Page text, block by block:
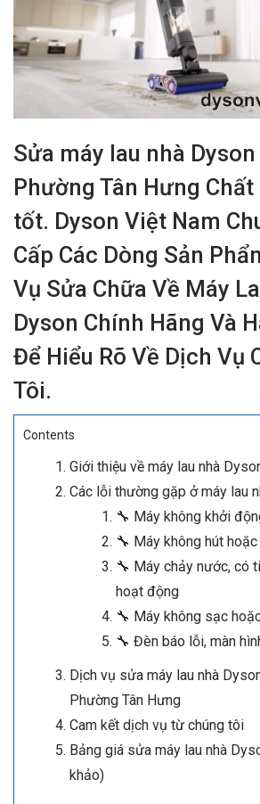
Sửa máy lau nhà
Phường Tân Hưng
tốt. Dyson Việt Nam
Cấp Các Dòng Sản
Vụ Sửa Chữa Về Máy
Dyson Chính Hãng Và
Để Hiểu Rõ Về Dịch Vụ
Tôi.
Contents
Giới thiệu về máy lau nhà
Các lỗi thường gặp ở máy lau
🔧 Máy không khởi
🔧 Máy không hút
🔧 Máy chảy nước, có
hoạt động
🔧 Máy không sạc
🔧 Đèn báo lỗi, màn
Dịch vụ sửa máy lau nhà
Phường Tân Hưng
Cam kết dịch vụ từ chúng tôi
Bảng giá sửa máy lau nhà
khảo)